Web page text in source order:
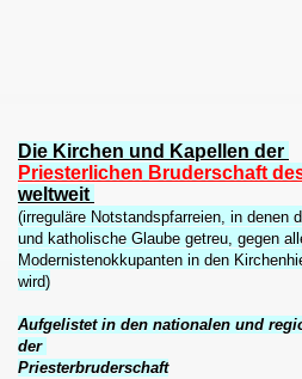
Die Kirchen und Kapellen der
Priesterlichen Bruderschaft
weltweit
(irreguläre Notstandspfarreien, in denen
und katholische Glaube getreu, gegen
Modernistenokkupanten in den
wird)
Aufgelistet in den nationalen und
der
Priesterbruderschaft
Protestantismus, des
REICH 800-1806